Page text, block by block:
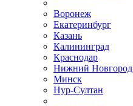
Воронеж
Екатеринбург
Казань
Калининград
Краснодар
Нижний Новгород
Минск
Нур-Султан